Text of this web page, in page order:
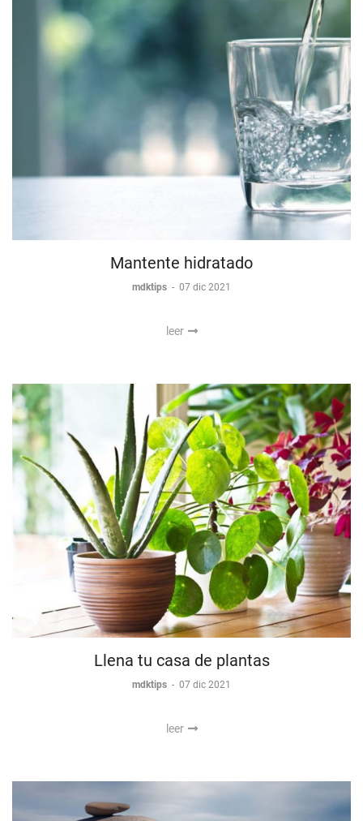
Mantente hidratado
mdktips - 07 dic 2021
leer
Llena tu casa de plantas
mdktips - 07 dic 2021
leer